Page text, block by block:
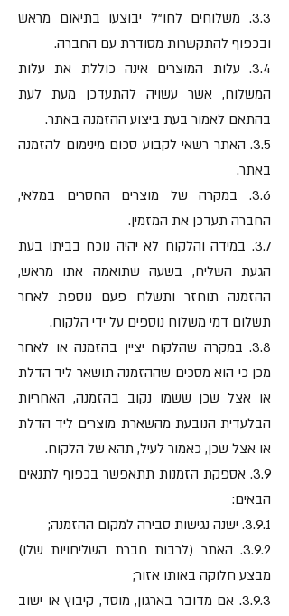
3.3. משלוחים לחו"ל יבוצעו בתיאום מראש
ובכפוף להתקשרות מסודרת עם החברה.
3.4. עלות המוצרים אינה כוללת את עלות
המשלוח, אשר עשויה להתעדכן מעת לעת
בהתאם לאמור בעת ביצוע ההזמנה באתר.
3.5. האתר רשאי לקבוע סכום מינימום להזמנה
באתר.
3.6. במקרה של מוצרים החסרים במלאי,
החברה תעדכן את המזמין.
3.7. במידה והלקוח לא יהיה נוכח בביתו בעת
הגעת השליח, בשעה שתואמה אתו מראש,
ההזמנה תוחזר ותשלח פעם נוספת לאחר
תשלום דמי משלוח נוספים על ידי הלקוח.
3.8. במקרה שהלקוח יציין בהזמנה או לאחר
מכן כי הוא מסכים שההזמנה תושאר ליד הדלת
או אצל שכן ששמו נקוב בהזמנה, האחריות
הבלעדית הנובעת מהשארת מוצרים ליד הדלת
או אצל שכן, כאמור לעיל, תהא של הלקוח.
3.9. אספקת הזמנות תתאפשר בכפוף לתנאים
הבאים:
3.9.1. ישנה נגישות סבירה למקום ההזמנה;
3.9.2. האתר (לרבות חברת השליחויות שלו)
מבצע חלוקה באותו אזור;
3.9.3. אם מדובר בארגון, מוסד, קיבוץ או ישוב